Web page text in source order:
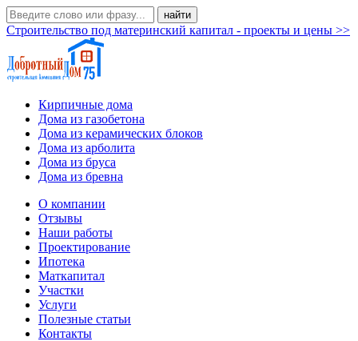
Строительство под материнский капитал - проекты и цены >>
Кирпичные дома
Дома из газобетона
Дома из керамических блоков
Дома из арболита
Дома из бруса
Дома из бревна
О компании
Отзывы
Наши работы
Проектирование
Ипотека
Маткапитал
Участки
Услуги
Полезные статьи
Контакты